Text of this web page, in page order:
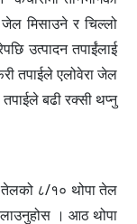
जेल मिसाउने र चिल्लो
उत्पादन तपाईंलाई
तपाईले एलोवेरा जेल
बढी रक्सी थप्नु
तेलको ८/१० थोपा तेल
। आठ थोपा